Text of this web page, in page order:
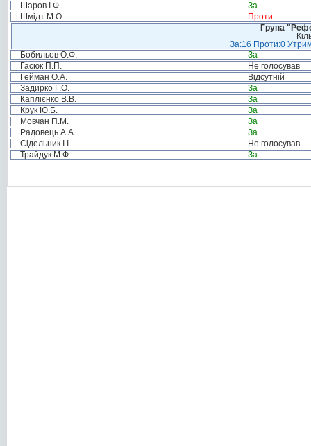
Шаров І.Ф.
За
Шмідт М.О.
Проти
Група
За:16 Проти:0
Бобильов О.Ф.
За
Гасюк П.П.
Не голосував
Гейман О.А.
Відсутній
Задирко Г.О.
За
Каплієнко В.В.
За
Крук Ю.Б.
За
Мовчан П.М.
За
Радовець А.А.
За
Сідельник І.І.
Не голосував
Трайдук М.Ф.
За